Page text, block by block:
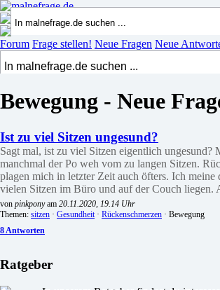
Forum Frage stellen! Neue Fragen Neue
Bewegung - Neue
Ist zu viel Sitzen ungesund?
Sagt mal, ist zu viel Sitzen eigentlich ungesund?
manchmal der Po weh vom zu langen Sitzen.
plagen mich in letzter Zeit auch öfters. Ich meine
vielen Sitzen im Büro und auf der Couch liegen.
von pinkponyam 20.11.2020, 19.14 Uhr
Themen: sitzen · Gesundheit· Rückenschmerzen · Bewegung
8 Antworten
Ratgeber